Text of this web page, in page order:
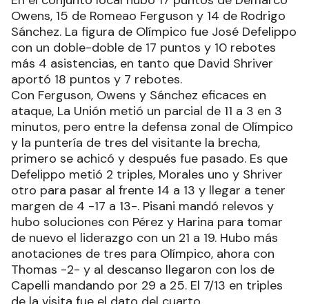
Owens, 15 de Romeao Ferguson y 14 de Rodrigo
Sánchez. La figura de Olímpico fue José Defelippo
con un doble-doble de 17 puntos y 10 rebotes
más 4 asistencias, en tanto que David Shriver
aportó 18 puntos y 7 rebotes.
Con Ferguson, Owens y Sánchez eficaces en
ataque, La Unión metió un parcial de 11 a 3 en 3
minutos, pero entre la defensa zonal de Olímpico
y la puntería de tres del visitante la brecha,
primero se achicó y después fue pasado. Es que
Defelippo metió 2 triples, Morales uno y Shriver
otro para pasar al frente 14 a 13 y llegar a tener
margen de 4 -17 a 13-. Pisani mandó relevos y
hubo soluciones con Pérez y Harina para tomar
de nuevo el liderazgo con un 21 a 19. Hubo más
anotaciones de tres para Olímpico, ahora con
Thomas -2- y al descanso llegaron con los de
Capelli mandando por 29 a 25. El 7/13 en triples